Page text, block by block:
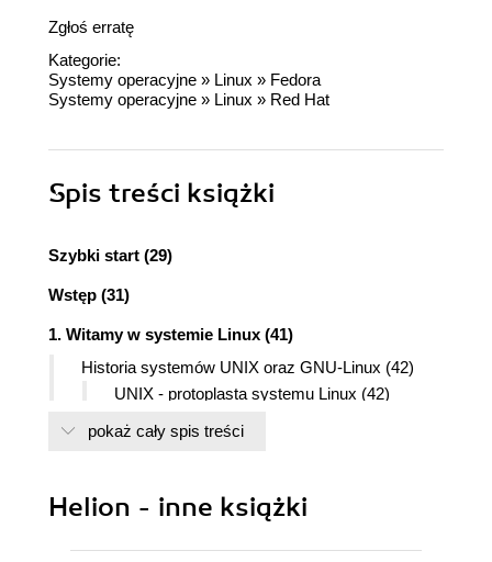
Zgłoś erratę
Kategorie:
Systemy operacyjne » Linux » Fedora
Systemy operacyjne » Linux » Red Hat
Spis treści książki
Szybki start (29)
Wstęp (31)
1. Witamy w systemie Linux (41)
Historia systemów UNIX oraz GNU-Linux (42)
UNIX - protoplasta systemu Linux (42)
Zastój do roku 1983 (43)
Baw się dobrze! (45)
Dlaczego Linux jest tak wspaniały? (46)
Dlaczego Linux jest tak popularny wśród firm
pokaż cały spis treści
Helion - inne książki